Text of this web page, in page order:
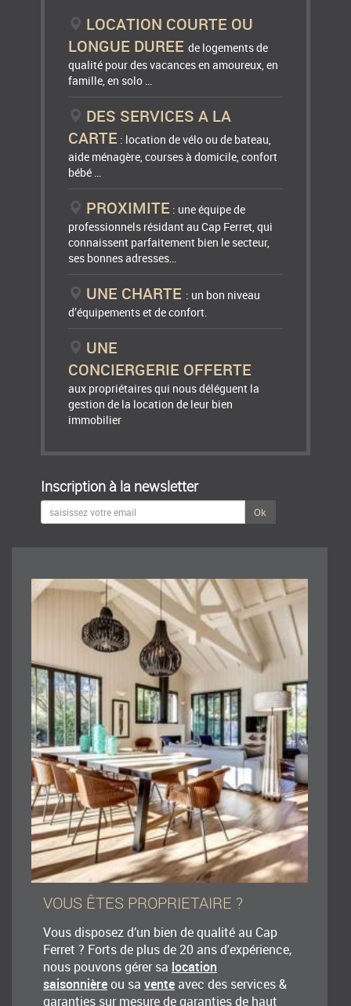
LOCATION COURTE OU
LONGUE DUREEde logements de
qualité pour des vacances en amoureux, en
famille, en solo …
DES SERVICES A LA
CARTE : location de vélo ou de bateau,
aide ménagère, courses à domicile, confort
bébé …
PROXIMITE : une équipe de
professionnels résidant au Cap Ferret, qui
connaissent parfaitement bien le secteur,
ses bonnes adresses…
UNE CHARTE : un bon niveau
d’équipements et de confort.
UNE
CONCIERGERIE OFFERTE
aux propriétaires qui nous déléguent la
gestion de la location de leur bien
immobilier
Inscription à la newsletter
Ok
VOUS ÊTES PROPRIETAIRE ?
Vous disposez d’un bien de qualité au Cap
Ferret ? Forts de plus de 20 ans d'expérience,
nous pouvons gérer sa location
saisonnièreou sa vente avec des services &
garanties sur mesure de garanties de haut